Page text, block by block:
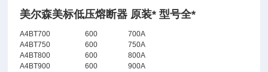
美尔森美标低压熔断器 原装* 型号全*
A4BT700 600
700A
A4BT750
600
750A
A4BT800
600
800A
A4BT900
600
900A